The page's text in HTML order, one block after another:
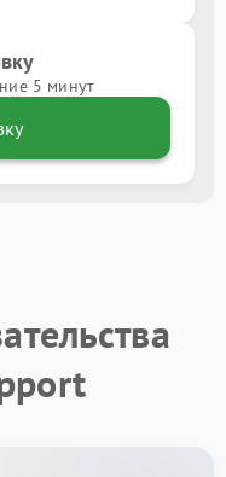
5 минут